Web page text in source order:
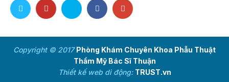
Copyright © 2017Phòng Khám Chuyên Khoa Phẫu Thuật
Thẩm Mỹ Bác Sĩ Thuận
Thiết kế web di động: TRUST.vn